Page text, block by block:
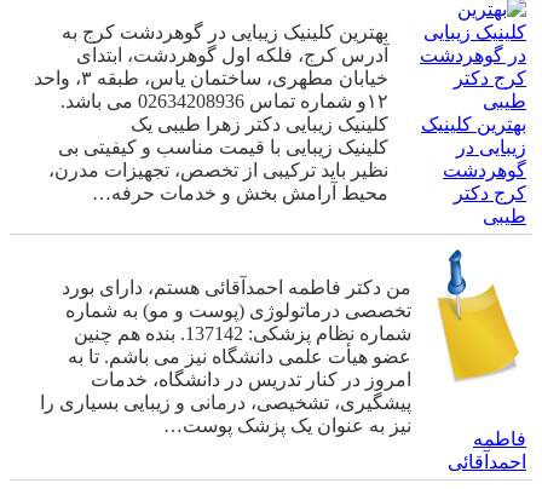
بهترین کلینیک
زیبایی در
گوهردشت
کرج دکتر
طیبی
بهترین کلینیک زیبایی در گوهردشت کرج به
آدرس کرج، فلکه اول گوهردشت، ابتدای
خیابان مطهری، ساختمان یاس، طبقه ۳، واحد
۱۲و شماره تماس 02634208936 می باشد.
کلینیک زیبایی دکتر زهرا طیبی یک
کلینیک زیبایی با قیمت مناسب و کیفیتی بی
نظیر باید ترکیبی از تخصص، تجهیزات مدرن،
محیط آرامش ­بخش و خدمات حرفه…
فاطمه
احمدآقائی
من دکتر فاطمه احمدآقائی هستم، دارای بورد
تخصصی درماتولوژی (پوست و مو) به شماره
شماره نظام پزشکی: 137142. بنده هم چنین
عضو هیأت علمی دانشگاه نیز می باشم. تا به
امروز در کنار تدریس در دانشگاه، خدمات
پیشگیری، تشخیصی، درمانی و زیبایی بسیاری را
نیز به عنوان یک پزشک پوست…